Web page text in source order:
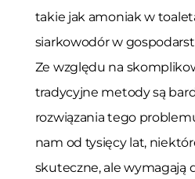
takie jak amoniak w
siarkowodór w
Ze względu na
tradycyjne metody są
rozwiązania tego
nam od tysięcy lat,
skuteczne, ale wymagają